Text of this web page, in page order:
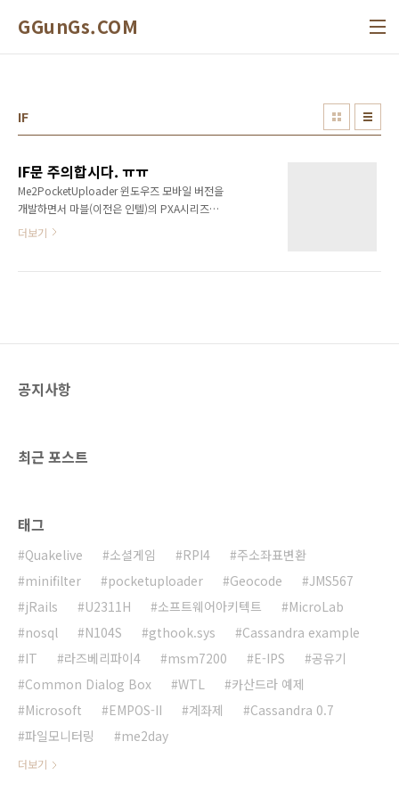
GGunGs.COM
IF
IF문 주의합시다. ㅠㅠ
Me2PocketUploader 윈도우즈 모바일 버전을
개발하면서 마블(이전은 인텔)의 PXA시리즈
CPU에서는 잘 동작하는 기능이 퀄컴의 MSM시
값은 또 int로 정의되어 있기에 저렇게 작성했었
더보기
공지사항
최근 포스트
태그
Quakelive 소셜게임 RPI4
주소좌표변환
minifilter
pocketuploader Geocode
JMS567
jRails
U2311H 소프트웨어아키텍트
MicroLab
nosql
N104S gthook.sys
Cassandra example
IT
라즈베리파이4 msm7200 E-IPS
공유기
Common Dialog Box
WTL
카산드라 예제
Microsoft
EMPOS-II 계좌제
Cassandra 0.7
파일모니터링
me2day
더보기